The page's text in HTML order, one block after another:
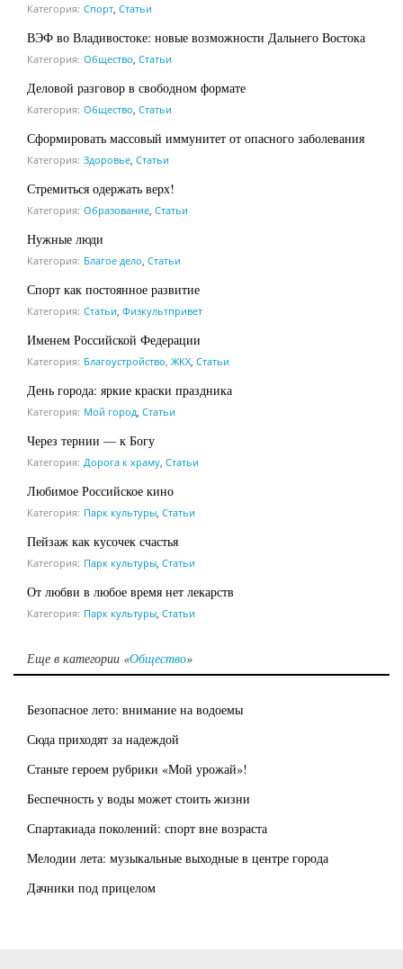
Категория: Спорт Статьи
ВЭФ во Владивостоке: новые возможности Дальнего Востока
Категория: Общество Статьи
Деловой разговор в свободном формате
Категория: Общество Статьи
Сформировать массовый иммунитет от опасного заболевания
Категория: Здоровье Статьи
Стремиться одержать верх!
Категория: Образование Статьи
Нужные люди
Категория: Благое дело Статьи
Спорт как постоянное развитие
Категория: Статьи Физкультпривет
Именем Российской Федерации
Категория: Благоустройство, ЖКХ Статьи
День города: яркие краски праздника
Категория: Мой город Статьи
Через тернии — к Богу
Категория: Дорога к храму Статьи
Любимое Российское кино
Категория: Парк культуры Статьи
Пейзаж как кусочек счастья
Категория: Парк культуры Статьи
От любви в любое время нет лекарств
Категория: Парк культуры Статьи
Еще в категории «Общество»
Безопасное лето: внимание на водоемы
Сюда приходят за надеждой
Станьте героем рубрики «Мой урожай»!
Беспечность у воды может стоить жизни
Спартакиада поколений: спорт вне возраста
Мелодии лета: музыкальные выходные в центре города
Дачники под прицелом